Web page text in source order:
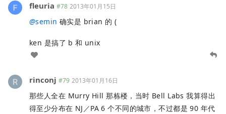
fleuria #78 2013年01月15日
@semin 确实是 brian 的 (
ken 是搞了 b 和 unix
rinconj #79 2013年01月16日
那些人全在 Murry Hill 那栋楼，当时 Bell Labs 我算得出
得至少分布在 NJ／PA 6 个不同的城市，不过都是 90 年代